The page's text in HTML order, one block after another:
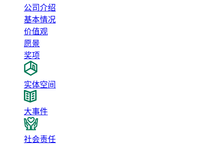
公司介绍
基本情况
价值观
愿景
奖项
实体空间
大事件
社会责任